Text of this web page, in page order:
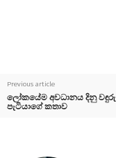
Previous article
ලෝකයේම අවධානය දිනු වඳුරු
පැටියාගේ කතාව